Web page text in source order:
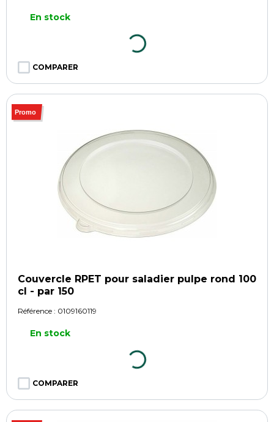
En stock
COMPARER
Promo
Couvercle RPET pour saladier pulpe rond 100
cl - par 150
Référence : 0109160119
En stock
COMPARER